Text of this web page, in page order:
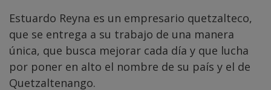
Estuardo Reyna es un empresario quetzalteco,
que se entrega a su trabajo de una manera
única, que busca mejorar cada día y que lucha
por poner en alto el nombre de su país y el de
Quetzaltenango.